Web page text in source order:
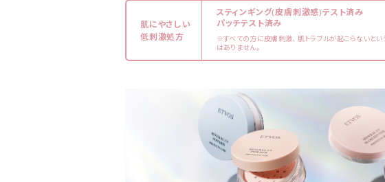
肌にやさしい
低刺激処方
スティンギング(皮膚刺激感)テスト済み
パッチテスト済み
※すべての方に皮膚刺激、 肌トラブルが起こらないとい
はありません。